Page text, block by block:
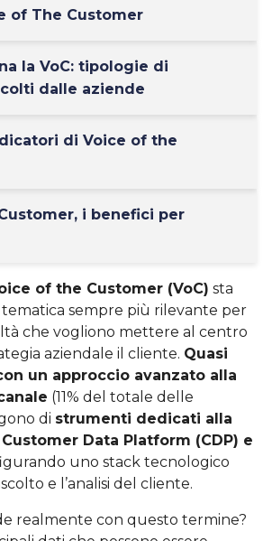
of The Customer
la VoC: tipologie di
dalle aziende
di Voice of the
i benefici per
of the Customer (VoC) sta
sempre più rilevante per
che vogliono mettere al centro
aziendale il cliente. Quasi
un approccio avanzato alla
(11% del totale delle
di strumenti dedicati alla
Data Platform (CDP) e
uno stack tecnologico
e l’analisi del cliente.
realmente con questo termine?